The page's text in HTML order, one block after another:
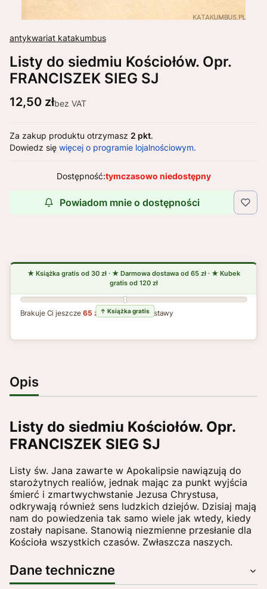
antykwariat katakumbus
Listy do siedmiu Kościołów. Opr.
FRANCISZEK SIEG SJ
Cena
12,50 złbez VAT
Za zakup produktu otrzymasz 2 pkt.
Dowiedz się więcej o programie lojalnościowym.
Dostępność:tymczasowo niedostępny
Powiadom mnie o dostępności
Brakuje Ci jeszcze65 zł do darmowej dostawy
Opis
Listy do siedmiu Kościołów. Opr.
FRANCISZEK SIEG SJ
Listy św. Jana zawarte w Apokalipsie nawiązują do
starożytnych realiów, jednak mając za punkt wyjścia
śmierć i zmartwychwstanie Jezusa Chrystusa,
odkrywają również sens ludzkich dziejów. Dzisiaj mają
nam do powiedzenia tak samo wiele jak wtedy, kiedy
zostały napisane. Stanowią niezmienne przesłanie dla
Kościoła wszystkich czasów. Zwłaszcza naszych.
Dane techniczne